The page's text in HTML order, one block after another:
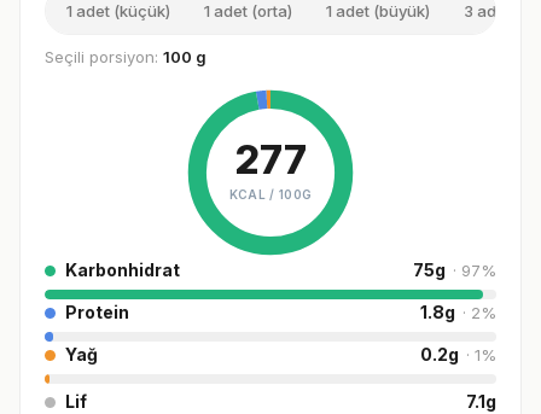
1 adet (küçük) 1 adet (orta) 1 adet (büyük) 3 adet
Seçili porsiyon: 100 g
277
KCAL / 100G
Karbonhidrat 75g · 97%
Protein 1.8g · 2%
Yağ 0.2g · 1%
Lif 7.1g